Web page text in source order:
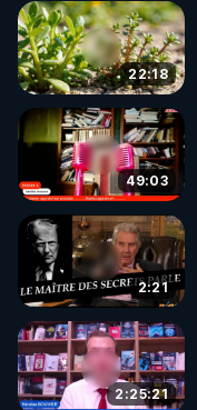
22:18
49:03
2:21
2:25:21